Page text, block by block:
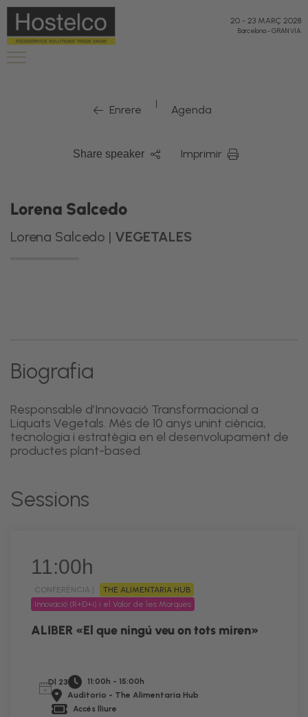
20 - 23 MARÇ 2028
Barcelona-GRAN VIA
Enrere | Agenda
Share speaker Imprimir
Lorena Salcedo
Lorena Salcedo | VEGETALES
Biografia
Responsable d’Innovació Transformacional a
Liquats Vegetals. Més de 10 anys unint ciència,
tecnologia i estratègia en el desenvolupament de
productes plant-based.
Sessions
11:00h
CONFERÈNCIA |
THE ALIMENTARIA HUB
Innovació (R+D+i) i el Valor de les Marques
ALIBER «El que ningú veu on tots miren»
Dl 23
11:00h - 15:00h
Auditorio - The Alimentaria Hub
Accés lliure